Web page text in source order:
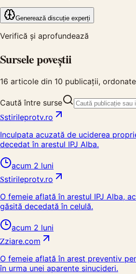
Generează discuție experți
Verifică și aprofundează
Sursele poveștii
16 articole din 10 publicații,
Caută între surse
Sstirileprotv.ro
Inculpata acuzată de uciderea
decedat în arestul IPJ Alba.
acum 2 luni
Sstirileprotv.ro
O femeie aflată în arestul IPJ Alba,
găsită decedată în celulă.
acum 2 luni
Zziare.com
O femeie aflată în arest preventiv
în urma unei aparente sinucideri.